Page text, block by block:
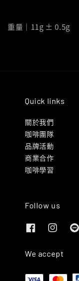
重量｜11g ± 0.5g
Quick links
關於我們
咖啡團隊
品牌活動
商業合作
咖啡學習
Follow us
We accept